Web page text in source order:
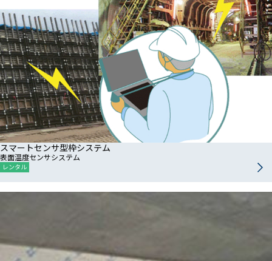
スマートセンサ型枠システム
表面温度センサシステム
レンタル